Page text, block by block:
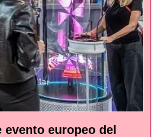
evento europeo del